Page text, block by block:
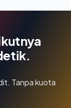
Tanpa kuota